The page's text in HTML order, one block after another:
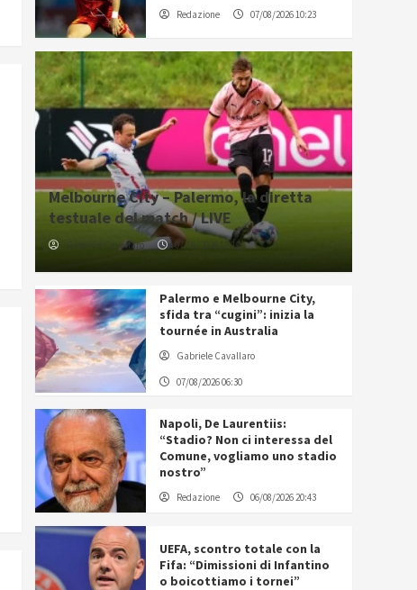
Redazione 07/08/2026 10:23
Melbourne City – Palermo, la diretta
testuale del match / LIVE
Gabriele Cavallaro 07/08/2026 12:12
Palermo e Melbourne City,
sfida tra “cugini”: inizia la
tournée in Australia
Gabriele Cavallaro
07/08/2026 06:30
Napoli, De Laurentiis:
“Stadio? Non ci interessa del
Comune, vogliamo uno stadio
nostro”
Redazione 06/08/2026 20:43
UEFA, scontro totale con la
Fifa: “Dimissioni di Infantino
o boicottiamo i tornei”